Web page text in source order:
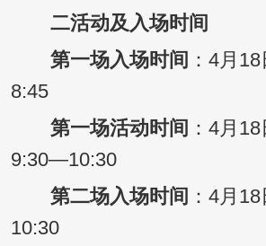
二活动及入场时间
第一场入场时间 ：4月
8:45
第一场活动时间 ：4月
9:30—10:30
第二场入场时间 ：4月
10:30